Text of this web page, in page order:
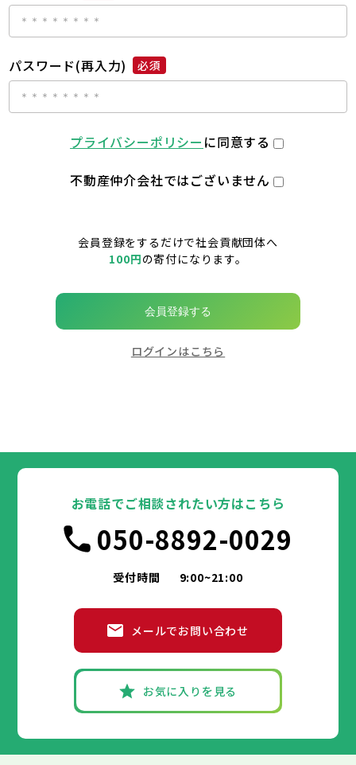
パスワード(再入力) 必須
プライバシーポリシー に同意する
不動産仲介会社ではございません
会員登録をするだけで社会貢献団体へ
100円の寄付になります。
会員登録する
ログインはこちら
お電話でご相談されたい方はこちら
050-8892-0029
受付時間 9:00~21:00
メールでお問い合わせ
お気に入りを見る